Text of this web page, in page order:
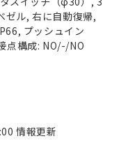
ゼル, 右に自動復帰,
プッシュイン
点構成: NO/-/NO
情報更新